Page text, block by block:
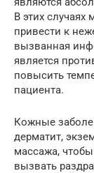
В этих случаях
привести к
вызванная
является
повысить
пациента.
Кожные
дерматит,
массажа,
вызвать